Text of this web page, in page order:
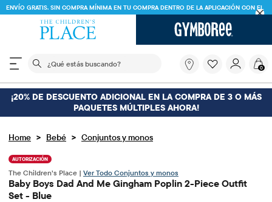
ENVÍO GRATIS. SIN COMPRA MÍNIMA EN TU COMPRA DENTRO DE LA APLICACIÓN CON EL
CÓDIGO
El siguiente campo de búsqueda filtra las
buscando?
0
¡20% DE DESCUENTO ADICIONAL EN LA COMPRA DE 3 O MÁS
PAQUETES MÚLTIPLES AHORA!
Home > Bebé > Conjuntos y monos
AUTORIZACIÓN
The Children’s Place | Ver Todo Conjuntos y monos
Baby Boys Dad And Me Gingham Poplin 2-Piece Outfit
Set - Blue